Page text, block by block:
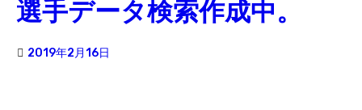
選手データ検索作成中。
2019年2月16日